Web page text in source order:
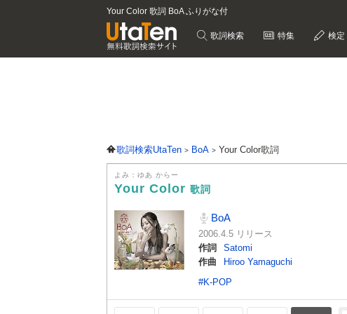
Your Color 歌詞 BoA ふりがな付
歌詞検索 特集 検定
歌詞検索UtaTen BoA Your Color歌詞
よみ：ゆあ からー
Your Color 歌詞
BoA
2006.4.5 リリース
作詞
Satomi
作曲
Hiroo Yamaguchi
#K-POP